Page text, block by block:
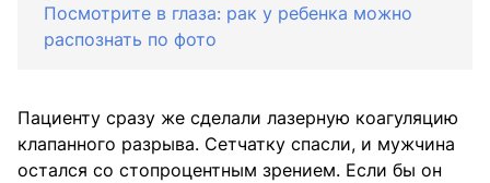
Посмотрите в глаза: рак у ребенка можно
распознать по фото
Пациенту сразу же сделали лазерную коагуляцию
клапанного разрыва. Сетчатку спасли, и мужчина
остался со стопроцентным зрением. Если бы он